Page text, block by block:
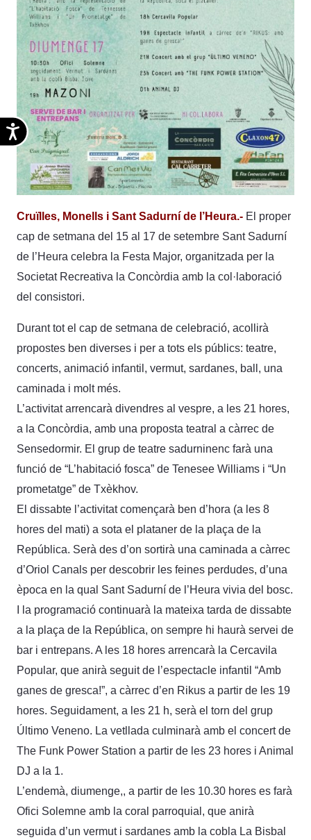
Accesibilidad
Cruïlles, Monells i Sant Sadurní de l’Heura.- El proper
cap de setmana del 15 al 17 de setembre Sant Sadurní
de l’Heura celebra la Festa Major, organitzada per la
Societat Recreativa la Concòrdia amb la col·laboració
del consistori.
Durant tot el cap de setmana de celebració, acollirà
propostes ben diverses i per a tots els públics: teatre,
concerts, animació infantil, vermut, sardanes, ball, una
caminada i molt més.
L’activitat arrencarà divendres al vespre, a les 21 hores,
a la Concòrdia, amb una proposta teatral a càrrec de
Sensedormir. El grup de teatre sadurninenc farà una
funció de “L’habitació fosca” de Tenesee Williams i “Un
prometatge” de Txèkhov.
El dissabte l’activitat començarà ben d’hora (a les 8
hores del mati) a sota el plataner de la plaça de la
República. Serà des d’on sortirà una caminada a càrrec
d’Oriol Canals per descobrir les feines perdudes, d’una
època en la qual Sant Sadurní de l’Heura vivia del bosc.
I la programació continuarà la mateixa tarda de dissabte
a la plaça de la República, on sempre hi haurà servei de
bar i entrepans. A les 18 hores arrencarà la Cercavila
Popular, que anirà seguit de l’espectacle infantil “Amb
ganes de gresca!”, a càrrec d’en Rikus a partir de les 19
hores. Seguidament, a les 21 h, serà el torn del grup
Último Veneno. La vetllada culminarà amb el concert de
The Funk Power Station a partir de les 23 hores i Animal
DJ a la 1.
L’endemà, diumenge,, a partir de les 10.30 hores es farà
Ofici Solemne amb la coral parroquial, que anirà
seguida d’un vermut i sardanes amb la cobla La Bisbal